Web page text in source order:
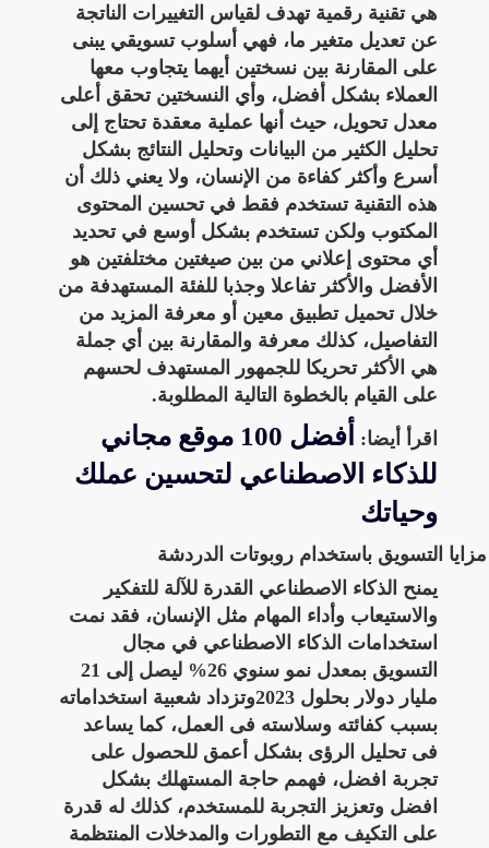
هي تقنية رقمية تهدف لقياس التغييرات الناتجة
عن تعديل متغير ما، فهي أسلوب تسويقي يبنى
على المقارنة بين نسختين أيهما يتجاوب معها
العملاء بشكل أفضل، وأي النسختين تحقق أعلى
معدل تحويل، حيث أنها عملية معقدة تحتاج إلى
تحليل الكثير من البيانات وتحليل النتائج بشكل
أسرع وأكثر كفاءة من الإنسان، ولا يعني ذلك أن
هذه التقنية تستخدم فقط في تحسين المحتوى
المكتوب ولكن تستخدم بشكل أوسع في تحديد
أي محتوى إعلاني من بين صيغتين مختلفتين هو
الأفضل والأكثر تفاعلا وجذبا للفئة المستهدفة من
خلال تحميل تطبيق معين أو معرفة المزيد من
التفاصيل، كذلك معرفة والمقارنة بين أي جملة
هي الأكثر تحريكا للجمهور المستهدف لحسهم
على القيام بالخطوة التالية المطلوبة.
اقرأ أيضا:
أفضل 100 موقع مجاني
للذكاء الاصطناعي لتحسين عملك
وحياتك
مزايا التسويق باستخدام روبوتات الدردشة
يمنح الذكاء الاصطناعي القدرة للآلة للتفكير
والاستيعاب وأداء المهام مثل الإنسان، فقد نمت
استخدامات الذكاء الاصطناعي في مجال
التسويق بمعدل نمو سنوي 26% ليصل إلى 21
مليار دولار بحلول 2023وتزداد شعبية استخداماته
بسبب كفائته وسلاسته فى العمل، كما يساعد
فى تحليل الرؤى بشكل أعمق للحصول على
تجربة افضل، فهمم حاجة المستهلك بشكل
افضل وتعزيز التجربة للمستخدم، كذلك له قدرة
على التكيف مع التطورات والمدخلات المنتظمة